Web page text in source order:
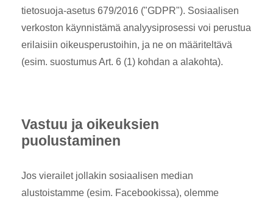
tietosuoja-asetus 679/2016 ("GDPR"). Sosiaalisen
verkoston käynnistämä analyysiprosessi voi perustua
erilaisiin oikeusperustoihin, ja ne on määriteltävä
(esim. suostumus Art. 6 (1) kohdan a alakohta).
Vastuu ja oikeuksien
puolustaminen
Jos vierailet jollakin sosiaalisen median
alustoistamme (esim. Facebookissa), olemme